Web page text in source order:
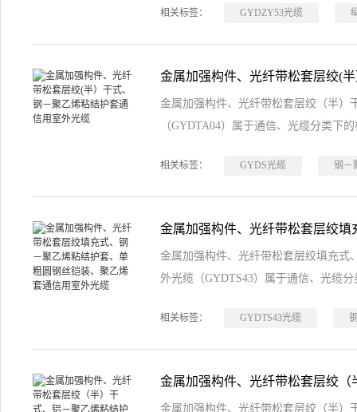
相关标签： GYDZY53光缆
金属加强构件、光纤带松套层绞（半）
（GYDTA04）属于通信、光缆分类下
相关标签： GYDS光缆 钢－
金属加强构件、光纤带松套层绞填充式
外光缆（GYDTS43）属于通信、光缆
相关标签： GYDTS43光缆
金属加强构件、光纤带松套层绞（半）